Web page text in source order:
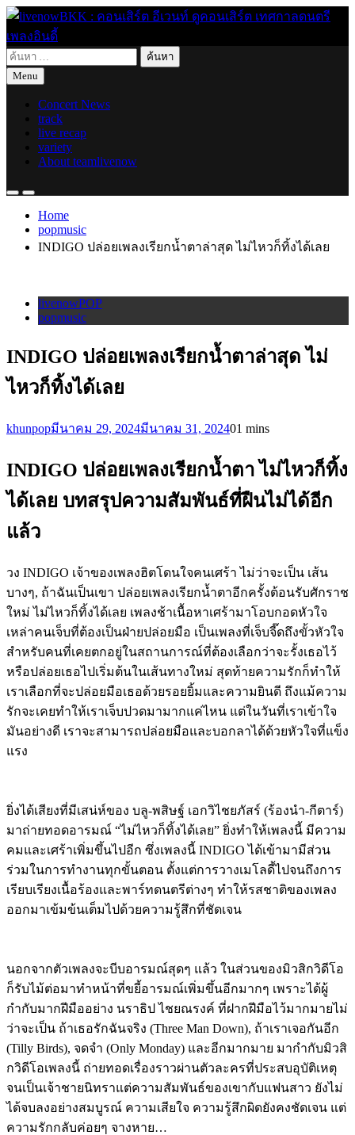
Skip
content
livenowBKK : คอนเสิร์ต อีเวนท์ ดูคอนเสิร์ต เทศกาลดนตรี เพลง
อินดี้
live for today
ค้นหา
สำหรับ:
Menu
Concert News
track
live recap
variety
About teamlivenow
Home
popmusic
INDIGO ปล่อยเพลงเรียกน้ำตาล่าสุด ไม่ไหวก็ทิ้งได้เลย
livenowPOP
popmusic
INDIGO ปล่อยเพลงเรียกน้ำตาล่าสุด ไม่
ไหวก็ทิ้งได้เลย
khunpopมีนาคม 29, 2024มีนาคม 31, 202401 mins
INDIGO ปล่อยเพลงเรียกน้ำตา ไม่ไหวก็ทิ้ง
ได้เลย บทสรุปความสัมพันธ์ที่ฝืนไม่ได้อีก
แล้ว
วง INDIGO เจ้าของเพลงฮิตโดนใจคนเศร้า ไม่ว่าจะเป็น เส้น
บางๆ, ถ้าฉันเป็นเขา ปล่อยเพลงเรียกน้ำตาอีกครั้งต้อนรับศักราช
ใหม่ ไม่ไหวก็ทิ้งได้เลย เพลงช้าเนื้อหาเศร้ามาโอบกอดหัวใจ
เหล่าคนเจ็บที่ต้องเป็นฝ่ายปล่อยมือ เป็นเพลงที่เจ็บจี๊ดถึงขั้วหัวใจ
สำหรับคนที่เคยตกอยู่ในสถานการณ์ที่ต้องเลือกว่าจะรั้งเธอไว้
หรือปล่อยเธอไปเริ่มต้นในเส้นทางใหม่ สุดท้ายความรักก็ทำให้
เราเลือกที่จะปล่อยมือเธอด้วยรอยยิ้มและความยินดี ถึงแม้ความ
รักจะเคยทำให้เราเจ็บปวดมามากแค่ไหน แต่ในวันที่เราเข้าใจ
มันอย่างดี เราจะสามารถปล่อยมือและบอกลาได้ด้วยหัวใจที่แข็ง
แรง
ยิ่งได้เสียงที่มีเสน่ห์ของ บลู-พสิษฐ์ เอกวิไชยภัสร์ (ร้องนำ-กีตาร์)
มาถ่ายทอดอารมณ์ “ไม่ไหวก็ทิ้งได้เลย” ยิ่งทำให้เพลงนี้ มีความ
คมและเศร้าเพิ่มขึ้นไปอีก ซึ่งเพลงนี้ INDIGO ได้เข้ามามีส่วน
ร่วมในการทำงานทุกขั้นตอน ตั้งแต่การวางเมโลดี้ไปจนถึงการ
เรียบเรียงเนื้อร้องและพาร์ทดนตรีต่างๆ ทำให้รสชาติของเพลง
ออกมาเข้มข้นเต็มไปด้วยความรู้สึกที่ชัดเจน
นอกจากตัวเพลงจะบีบอารมณ์สุดๆ แล้ว ในส่วนของมิวสิกวิดีโอ
ก็รับไม้ต่อมาทำหน้าที่ขยี้อารมณ์เพิ่มขึ้นอีกมากๆ เพราะได้ผู้
กำกับมากฝีมืออย่าง นราธิป ไชยณรงค์ ที่ฝากฝีมือไว้มากมายไม่
ว่าจะเป็น ถ้าเธอรักฉันจริง (Three Man Down), ถ้าเราเจอกันอีก
(Tilly Birds), จดจำ (Only Monday) และอีกมากมาย มากำกับมิวสิ
กวิดีโอเพลงนี้ ถ่ายทอดเรื่องราวผ่านตัวละครที่ประสบอุบัติเหตุ
จนเป็นเจ้าชายนิทราแต่ความสัมพันธ์ของเขากับแฟนสาว ยังไม่
ได้จบลงอย่างสมบูรณ์ ความเสียใจ ความรู้สึกผิดยังคงชัดเจน แต่
ความรักกลับค่อยๆ จางหาย…